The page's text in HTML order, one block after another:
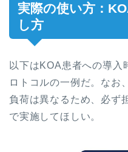
実際の使い方：
し方
以下はKOA患者への導入
ロトコルの一例だ。なお
負荷は異なるため、必ず
で実施してほしい。